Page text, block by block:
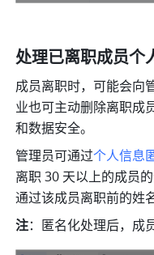
处理已离职成员个
成员离职时，可能会向
业也可主动删除离职成
和数据安全。
管理员可通过个人信息
离职 30 天以上的成员
通过该成员离职前的姓
注：匿名化处理后，成